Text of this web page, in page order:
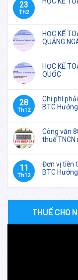
23
Th2
HỌC KẾ
QUẢNG
HỌC KẾ
QUỐC
28
Th12
Chi phí
BTC
Công văn
thuế TNCN
11
Th12
Đơn vị tiền
BTC
THUẾ CHO